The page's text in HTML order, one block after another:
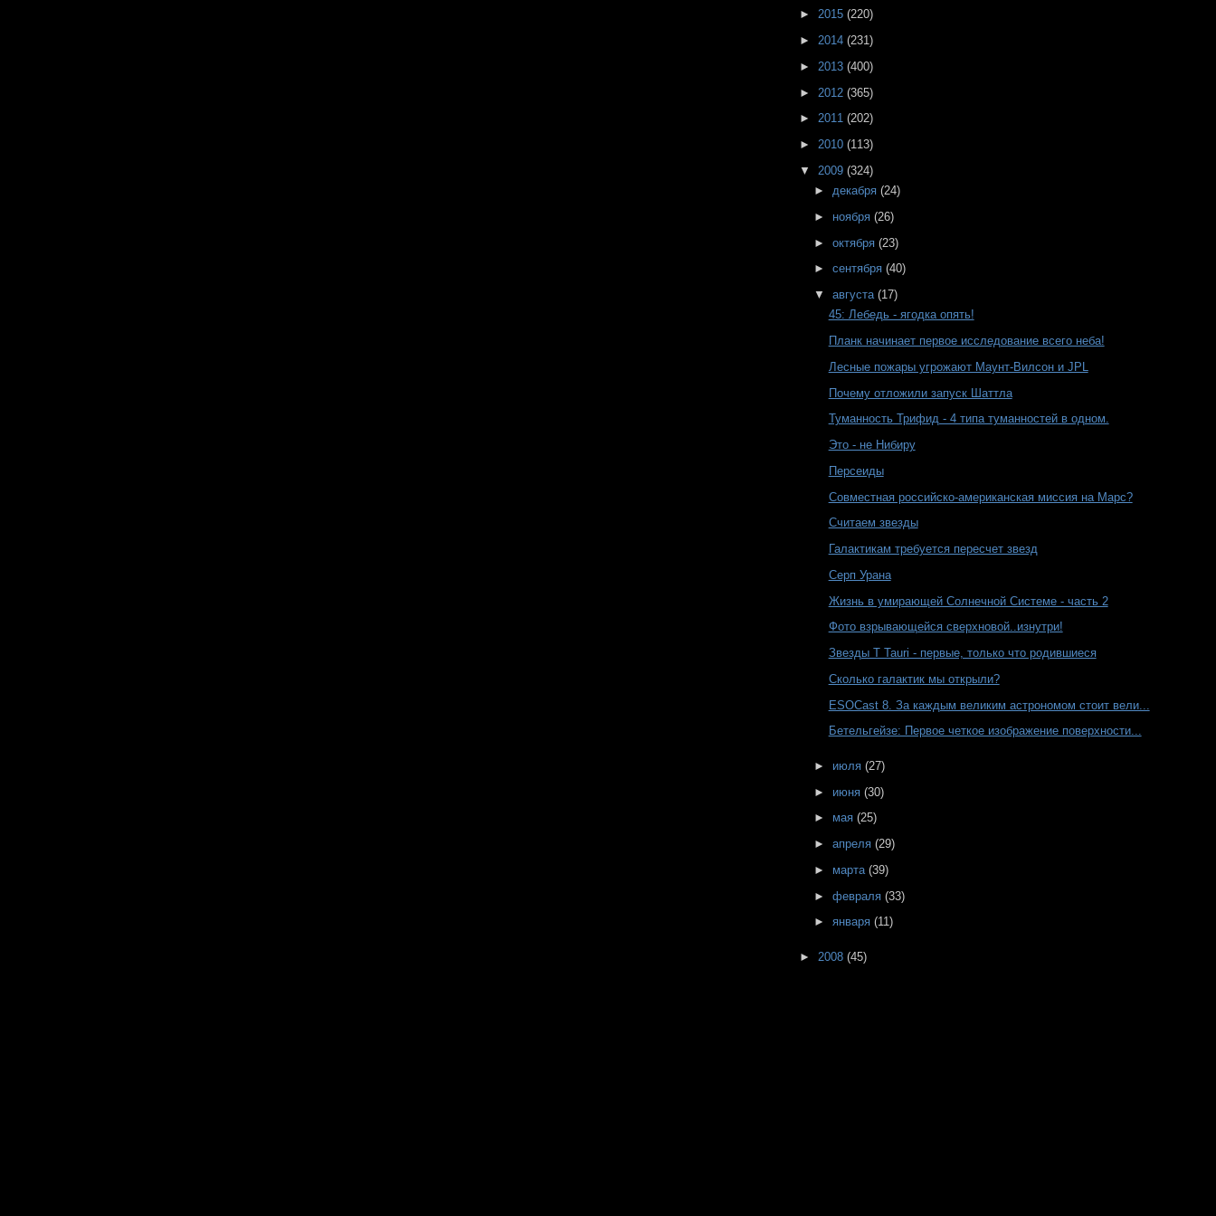
►2015(220)
►2014(231)
► 2013(400)
► 2012(365)
►2011(202)
►2010(113)
▼ 2009(324)
► декабря (24)
► ноября (26)
► октября (23)
► сентября (40)
▼ августа (17)
45: Лебедь - ягодка опять!
Планк начинает первое исследование всего неба!
Лесные пожары угрожают Маунт-Вилсон и JPL
Почему отложили запуск Шаттла
Туманность Трифид - 4 типа туманностей в одном.
Это - не Нибиру
Персеиды
Совместная российско-американская миссия на Марс?
Считаем звезды
Галактикам требуется пересчет звезд
Серп Урана
Жизнь в умирающей Солнечной Системе - часть 2
Фото взрывающейся сверхновой..изнутри!
Звезды T Tauri - первые, только что родившиеся
Сколько галактик мы открыли?
ESOCast 8. За каждым великим астрономом стоит вели...
Бетельгейзе: Первое четкое изображение поверхности...
► июля (27)
► июня (30)
► мая (25)
► апреля (29)
► марта (39)
► февраля (33)
► января (11)
► 2008(45)